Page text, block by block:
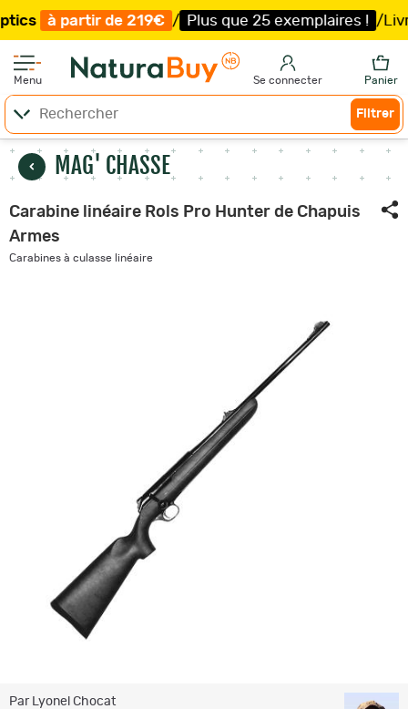
de 219€ / Plus que 25 exemplaires ! /Livraison
Menu Se connecter Panier
Filtrer
MAG' CHASSE
Carabine linéaire Rols Pro Hunter de Chapuis
Armes
Carabines à culasse linéaire
Par Lyonel Chocat